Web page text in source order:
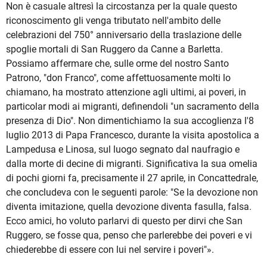
Non è casuale altresì la circostanza per la quale questo
riconoscimento gli venga tributato nell'ambito delle
celebrazioni del 750° anniversario della traslazione delle
spoglie mortali di San Ruggero da Canne a Barletta.
Possiamo affermare che, sulle orme del nostro Santo
Patrono, "don Franco", come affettuosamente molti lo
chiamano, ha mostrato attenzione agli ultimi, ai poveri, in
particolar modi ai migranti, definendoli "un sacramento della
presenza di Dio". Non dimentichiamo la sua accoglienza l'8
luglio 2013 di Papa Francesco, durante la visita apostolica a
Lampedusa e Linosa, sul luogo segnato dal naufragio e
dalla morte di decine di migranti. Significativa la sua omelia
di pochi giorni fa, precisamente il 27 aprile, in Concattedrale,
che concludeva con le seguenti parole: "Se la devozione non
diventa imitazione, quella devozione diventa fasulla, falsa.
Ecco amici, ho voluto parlarvi di questo per dirvi che San
Ruggero, se fosse qua, penso che parlerebbe dei poveri e vi
chiederebbe di essere con lui nel servire i poveri"».